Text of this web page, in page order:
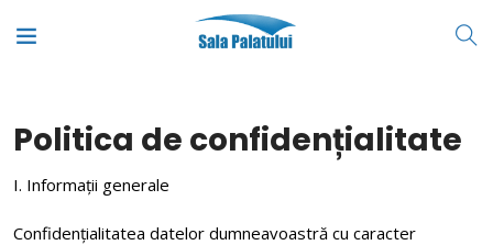
Politica de confidențialitate
I. Informații generale
Confidențialitatea datelor dumneavoastră cu caracter